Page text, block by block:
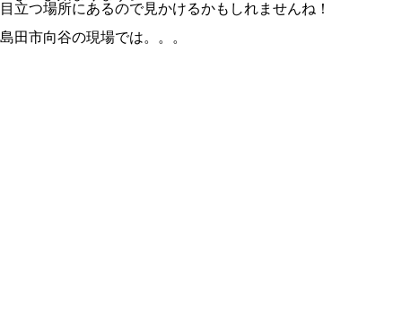
目立つ場所にあるので見かけるかもしれませんね！
島田市向谷の現場では。。。